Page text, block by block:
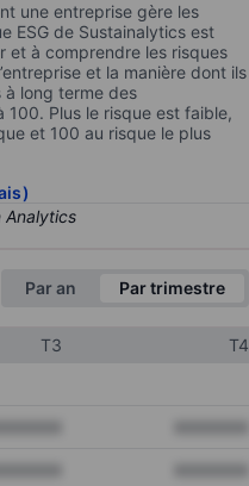
une entreprise gère les
ESG de Sustainalytics est
et à comprendre les risques
et la manière dont ils
à long terme des
100. Plus le risque est faible,
et 100 au risque le plus
Par an Par trimestre
T3
T4